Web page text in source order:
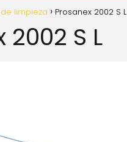
limpieza Prosanex 2002 S L
2002 S L